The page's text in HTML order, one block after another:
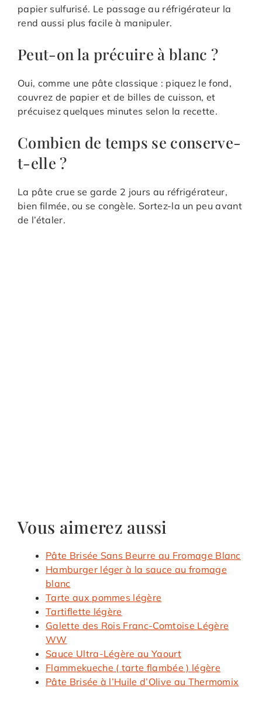
papier sulfurisé. Le passage au réfrigérateur la
rend aussi plus facile à manipuler.
Peut-on la précuire à blanc ?
Oui, comme une pâte classique : piquez le fond,
couvrez de papier et de billes de cuisson, et
précuisez quelques minutes selon la recette.
Combien de temps se conserve-
t-elle ?
La pâte crue se garde 2 jours au réfrigérateur,
bien filmée, ou se congèle. Sortez-la un peu avant
de l’étaler.
Vous aimerez aussi
Pâte Brisée Sans Beurre au Fromage Blanc
Hamburger léger à la sauce au fromage
blanc
Tarte aux pommes légère
Tartiflette légère
Galette des Rois Franc-Comtoise Légère
WW
Sauce Ultra-Légère au Yaourt
Flammekueche ( tarte flambée ) légère
Pâte Brisée à l’Huile d’Olive au Thermomix